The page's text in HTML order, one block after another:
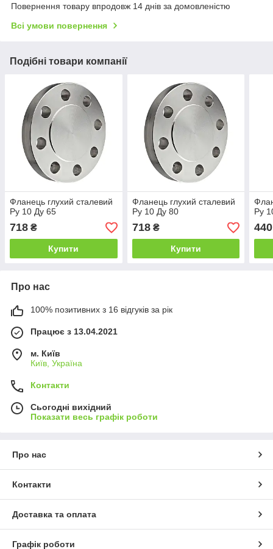
Повернення товару впродовж 14 днів за домовленістю
Всі умови повернення
Подібні товари компанії
Фланець глухий сталевий
Ру 10 Ду 65
718 ₴
Купити
Фланець глухий сталевий
Ру 10 Ду 80
718₴
Купити
Ру
440
Про нас
100% позитивних з 16 відгуків за рік
Працює з 13.04.2021
м. Київ
Київ, Україна
Контакти
Сьогодні вихідний
Показати весь графік роботи
Про нас
Контакти
Доставка та оплата
Графік роботи